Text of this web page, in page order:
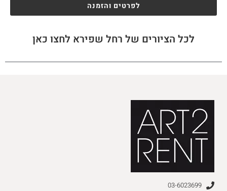
לפרטים והזמנה
לכל הציורים של רחל שפירא לחצו כאן
03-6023699